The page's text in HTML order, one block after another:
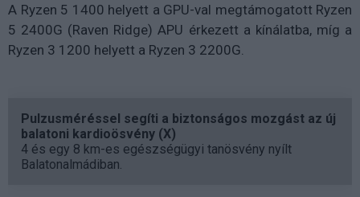
A Ryzen 5 1400 helyett a GPU-val megtámogatott Ryzen
5 2400G (Raven Ridge) APU érkezett a kínálatba, míg a
Ryzen 3 1200 helyett a Ryzen 3 2200G.
Pulzusméréssel segíti a biztonságos mozgást az új
balatoni kardioösvény (X)
4 és egy 8 km-es egészségügyi tanösvény nyílt
Balatonalmádiban.